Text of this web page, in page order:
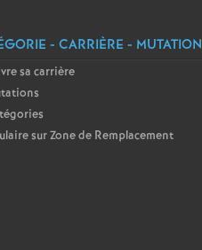
m
e
n
- CARRIÈRE - MUTATION
sa carrière
sur Zone de Remplacement